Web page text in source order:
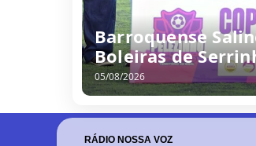
Barroquense
Boleiras de
05/08/2026
RÁDIO NOSSA VOZ